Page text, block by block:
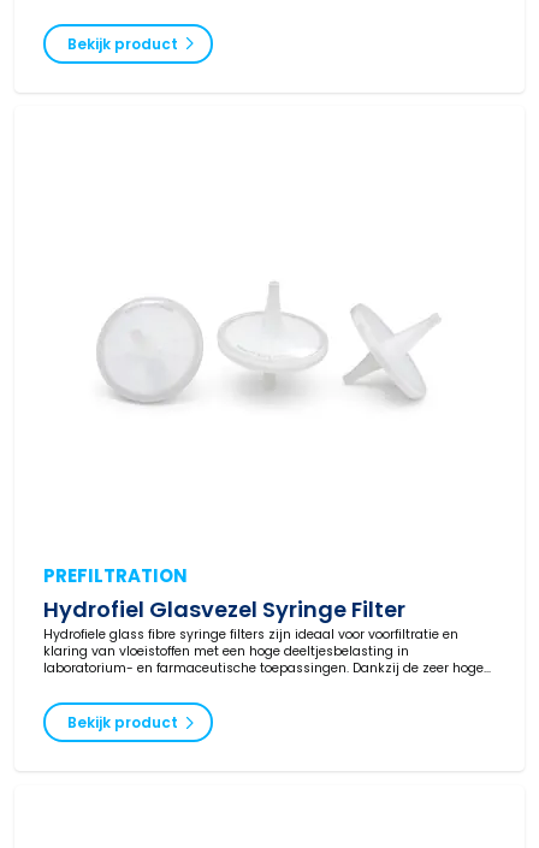
Bekijk product
PREFILTRATION
Hydrofiel Glasvezel Syringe Filter
Hydrofiele glass fibre syringe filters zijn ideaal voor voorfiltratie en
klaring van vloeistoffen met een hoge deeltjesbelasting in
laboratorium- en farmaceutische toepassingen. Dankzij de zeer hoge
beschermen ze downstream membraanfilters en analytische
apparatuur. Beschikbaar in verschillende poriegroottes en diameters,
met snelle levering uit voorraad.
Bekijk product